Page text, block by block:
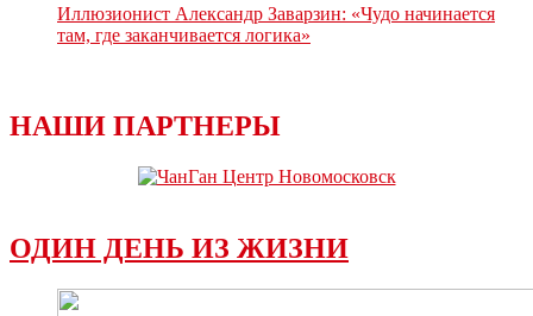
Иллюзионист Александр Заварзин: «Чудо начинается
там, где заканчивается логика»
НАШИ ПАРТНЕРЫ
ОДИН ДЕНЬ ИЗ ЖИЗНИ